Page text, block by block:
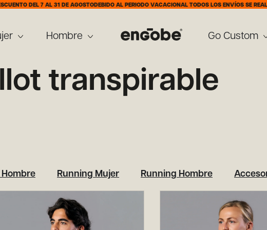
7 AL 31 DE AGOSTO DEBIDO AL PERIODO VACACIONAL TODOS LOS ENVÍOS SE REALIZARÁN A
Hombre Go Custom
transpirable
Running Mujer Running Hombre